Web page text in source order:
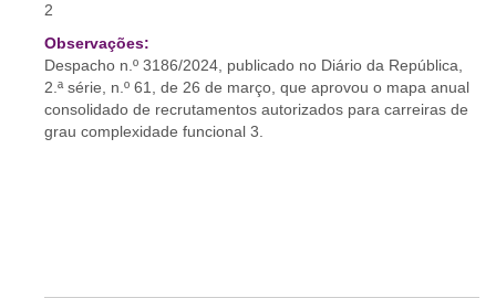
2
Observações:
Despacho n.º 3186/2024, publicado no Diário da República,
2.ª série, n.º 61, de 26 de março, que aprovou o mapa anual
consolidado de recrutamentos autorizados para carreiras de
grau complexidade funcional 3.